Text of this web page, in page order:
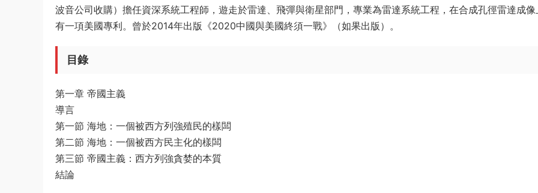
波音公司收購）擔任資深系統工程師，遊走於雷達、飛彈與衛星部門，專業為雷達系統工程，在合成孔徑雷達成像
有一項美國專利。曾於2014年出版《2020中國與美國終須一戰》（如果出版）。
目錄
第一章 帝國主義
導言
第一節 海地：一個被西方列強殖民的樣闆
第二節 海地：一個被西方民主化的樣闆
第三節 帝國主義：西方列強貪婪的本質
結論